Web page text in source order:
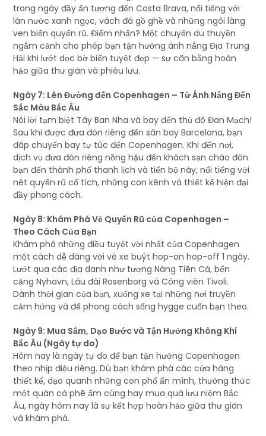
trong ngày đầy ấn tượng đến Costa Brava, nổi tiếng với
làn nước xanh ngọc, vách đá gồ ghề và những ngôi làng
ven biển quyến rũ. Điểm nhấn? Một chuyến du thuyền
ngắm cảnh cho phép bạn tận hưởng ánh nắng Địa Trung
Hải khi lướt dọc bờ biển tuyệt đẹp — sự cân bằng hoàn
hảo giữa thư giãn và phiêu lưu.
Ngày 7: Lên Đường đến Copenhagen – Từ Ánh Nắng Đến
Sắc Màu Bắc Âu
Nói lời tạm biệt Tây Ban Nha và bay đến thủ đô Đan Mạch!
Sau khi được đưa đón riêng đến sân bay Barcelona, bạn
đáp chuyến bay tự túc đến Copenhagen. Khi đến nơi,
dịch vụ đưa đón riêng nồng hậu đến khách sạn chào đón
bạn đến thành phố thanh lịch và tiến bộ này, nổi tiếng với
nét quyến rũ cổ tích, những con kênh và thiết kế hiện đại
đầy phong cách.
Ngày 8: Khám Phá Vẻ Quyến Rũ của Copenhagen –
Theo Cách Của Bạn
Khám phá những điều tuyệt vời nhất của Copenhagen
một cách dễ dàng với vé xe buýt hop-on hop-off 1 ngày.
Lướt qua các địa danh như tượng Nàng Tiên Cá, bến
cảng Nyhavn, Lâu đài Rosenborg và Công viên Tivoli.
Dành thời gian của bạn, xuống xe tại những nơi truyền
cảm hứng và để phong cách sống hygge cuốn bạn theo.
Ngày 9: Mua Sắm, Dạo Bước và Tận Hưởng Không Khí
Bắc Âu (Ngày tự do)
Hôm nay là ngày tự do để bạn tận hưởng Copenhagen
theo nhịp điệu riêng. Dù bạn khám phá các cửa hàng
thiết kế, dạo quanh những con phố ẩn mình, thưởng thức
một quán cà phê ấm cúng hay mua quà lưu niệm Bắc
Âu, ngày hôm nay là sự kết hợp hoàn hảo giữa thư giãn
và khám phá.